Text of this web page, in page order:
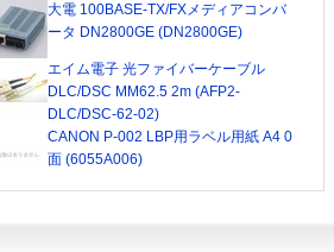
大電 100BASE-TX/FXメディアコンバ
ータ DN2800GE (DN2800GE)
エイム電子 光ファイバーケーブル
DLC/DSC MM62.5 2m (AFP2-
DLC/DSC-62-02)
CANON P-002 LBP用ラベル用紙 A4 0
面 (6055A006)